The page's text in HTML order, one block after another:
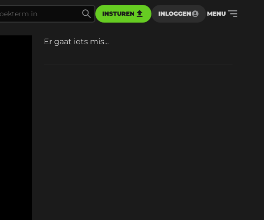
INSTUREN INLOGGEN MENU
Er gaat iets mis...